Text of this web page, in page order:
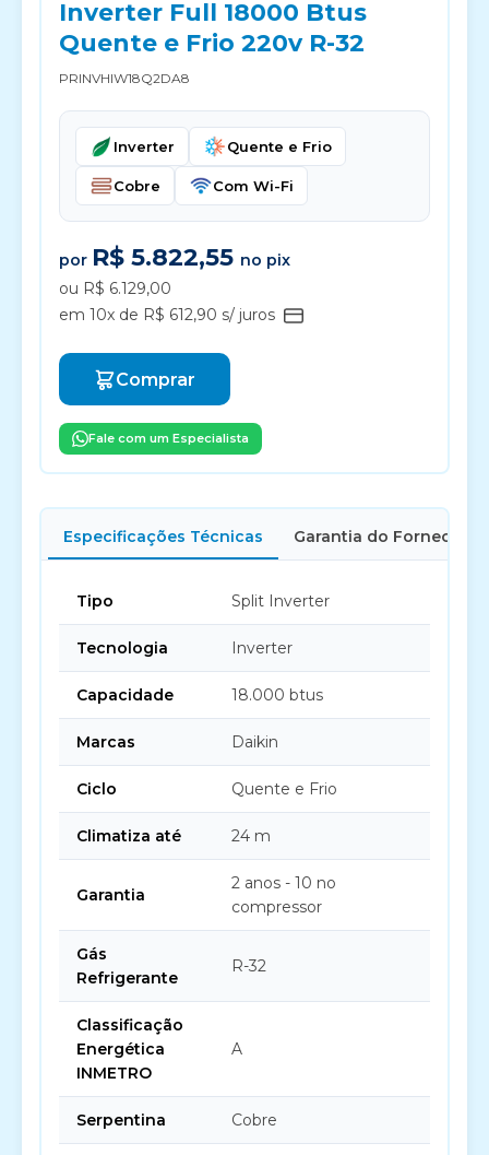
Inverter Full 18000 Btus
Quente e Frio 220v R-32
PRINVHIW18Q2DA8
Inverter Quente e Frio
Cobre Com Wi-Fi
por R$ 5.822,55 no pix
ou R$ 6.129,00
em 10x de R$ 612,90 s/ juros
Comprar
Fale com um Especialista
Especificações Técnicas Garantia do Fornecedor
Tipo Split Inverter
Tecnologia Inverter
Capacidade 18.000 btus
Marcas Daikin
Ciclo Quente e Frio
Climatiza até 24 m
Garantia
2 anos - 10 no
compressor
Gás
Refrigerante
R-32
Classificação
Energética
INMETRO
A
Serpentina Cobre